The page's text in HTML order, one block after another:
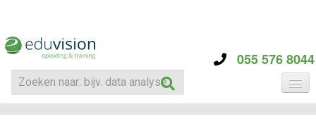
055 576 8044
CATEGORIE